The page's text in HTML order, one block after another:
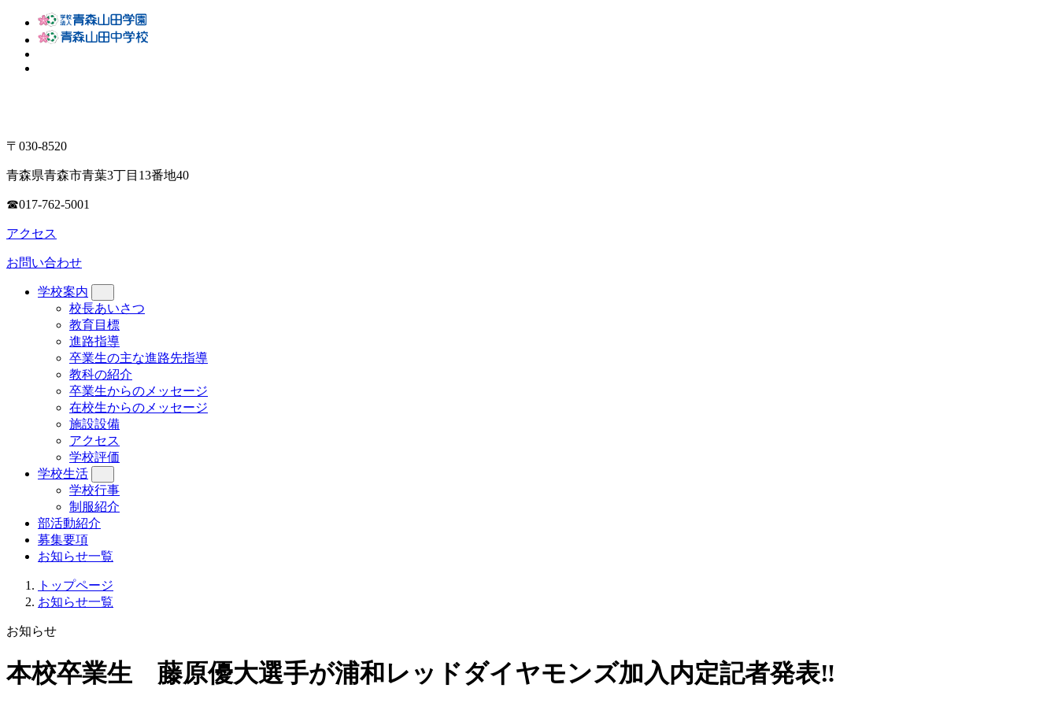
〒030-8520
青森県青森市青葉3丁目13番地40
☎017-762-5001
アクセス
お問い合わせ
学校案内
校長あいさつ
教育目標
進路指導
卒業生の主な進路先指導
教科の紹介
卒業生からのメッセージ
在校生からのメッセージ
施設設備
アクセス
学校評価
学校生活
学校行事
制服紹介
部活動紹介
募集要項
お知らせ一覧
トップページ
お知らせ一覧
お知らせ
本校卒業生 藤原優大選手が浦和レッドダイヤモンズ加入内定記者発表‼